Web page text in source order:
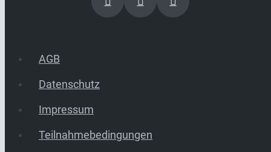
AGB
Datenschutz
Impressum
Teilnahmebedingungen